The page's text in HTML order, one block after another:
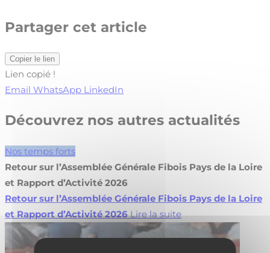
Partager cet article
Copier le lien
Lien copié !
Email WhatsApp LinkedIn
Découvrez nos autres actualités
Nos temps forts
Retour sur l’Assemblée Générale Fibois Pays de la Loire
et Rapport d’Activité 2026
Retour sur l’Assemblée Générale Fibois Pays de la Loire
et Rapport d’Activité 2026 Lire la suite